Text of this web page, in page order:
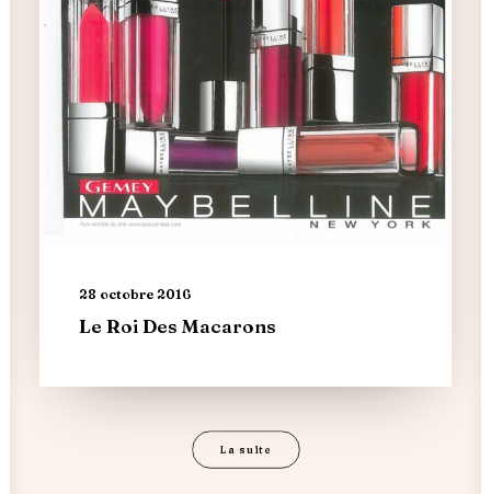
28 octobre 2016
Le Roi Des Macarons
La suite